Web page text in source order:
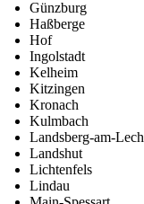
Günzburg
Haßberge
Hof
Ingolstadt
Kelheim
Kitzingen
Kronach
Kulmbach
Landsberg-am-Lech
Landshut
Lichtenfels
Lindau